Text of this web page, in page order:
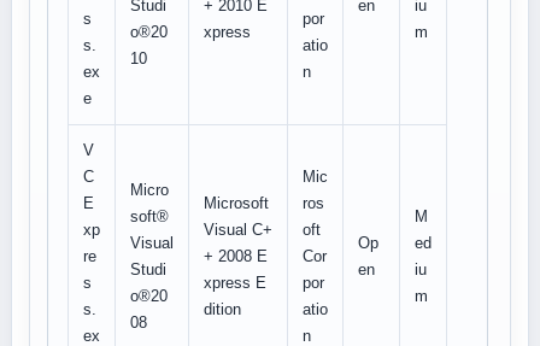
s
s.
ex
e
Studi
o®20
10
+ 2010 E
xpress
por
atio
n
en
iu
m
V
C
E
xp
re
s
s.
ex
Micro
soft®
Visual
Studi
o®20
08
Microsoft
Visual C+
+ 2008 E
xpress E
dition
Mic
ros
oft
Cor
por
atio
n
Op
en
M
ed
iu
m